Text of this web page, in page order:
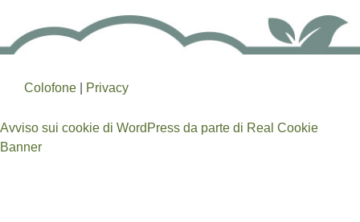
Colofone Privacy
Avviso sui cookie di WordPress da parte di Real Cookie
Banner